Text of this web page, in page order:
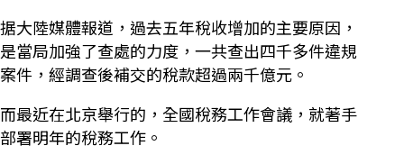
据大陸媒體報道，過去五年稅收增加的主要原因，
是當局加強了查處的力度，一共查出四千多件違規
案件，經調查後補交的稅款超過兩千億元。
而最近在北京舉行的，全國稅務工作會議，就著手
部署明年的稅務工作。